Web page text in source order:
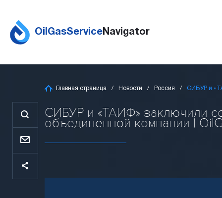
OilGasServiceNavigator
Главная страница Новости Россия СИБУР и
СИБУР и «ТАИФ» заключили
объединенной компании |